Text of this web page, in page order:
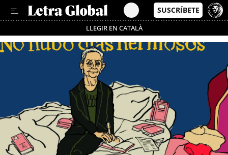
LLEGIR EN CATALÀ
Pásate al MODO AHORRO